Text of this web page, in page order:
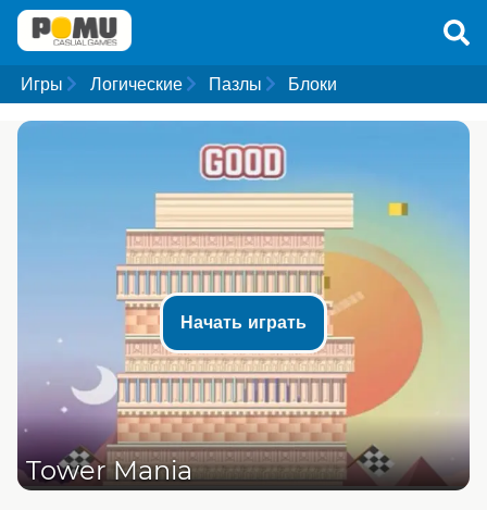
Игры Логические Пазлы Блоки
Начать играть
Tower Mania